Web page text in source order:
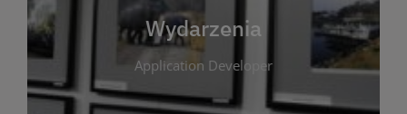
Wydarzenia
Application Developer
tematycznych dla różnych grup wiekowych. Każde
wydarzenie ma na celu promowanie kultury
czytelniczej oraz integrację społeczności lokalnej.
Dzięki kalendarzowi wydarzeń możesz łatwo